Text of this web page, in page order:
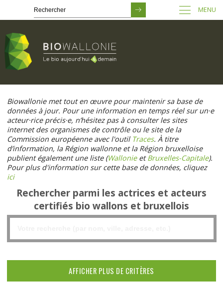
contenu
principal
MENU
Biowallonie met tout en œuvre pour maintenir sa base de
données à jour. Pour une information en temps réel sur un·e
acteur·rice précis·e, n’hésitez pas à consulter les sites
internet des organismes de contrôle ou le site de la
Commission européenne avec l'outil Traces. À titre
d’information, la Région wallonne et la Région bruxelloise
publient également une liste (WallonieetBruxelles-Capitale).
Pour plus d'information sur cette base de données, cliquez
ici
Rechercher parmi les actrices et acteurs
certifiés bio wallons et bruxellois
AFFICHER PLUS DE CRITÈRES